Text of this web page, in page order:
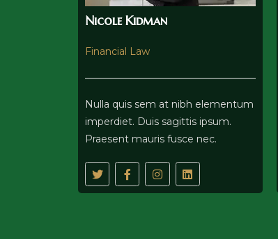
Nicole Kidman
Financial Law
Nulla quis sem at nibh elementum
imperdiet. Duis sagittis ipsum.
Praesent mauris fusce nec.